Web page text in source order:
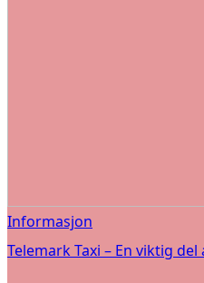
Informasjon
Telemark Taxi – En viktig